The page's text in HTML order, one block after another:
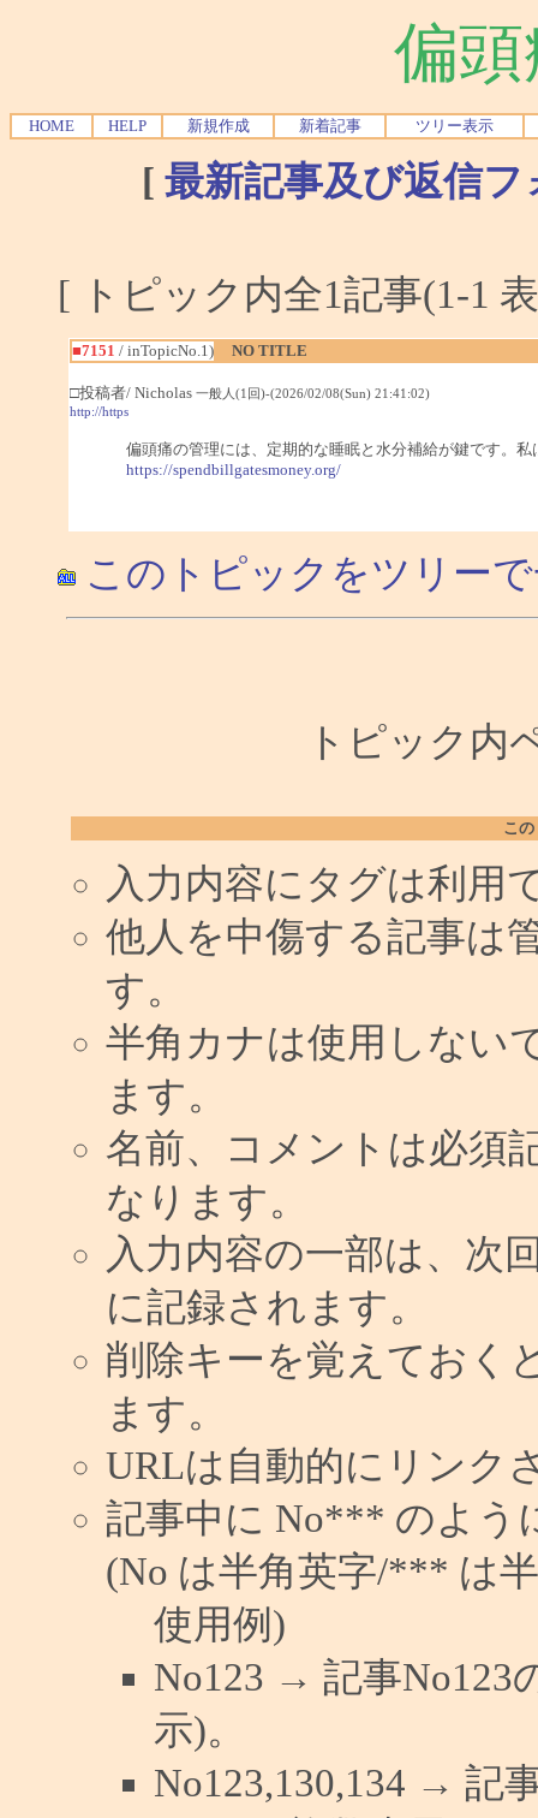
偏
HOME HELP 新規作成 新着記事 ツリー表示
[ 最新記事及び返信
[ トピック内全1記事(1-1
■7151 / inTopicNo.1) NO TITLE
□投稿者/ Nicholas 一般人(1回)-(2026/02/08(Sun) 21:41:02)
http://https
偏頭痛の管理には、定期的な睡眠と水分補給が鍵です。
https://spendbillgatesmoney.org/
このトピックをツリー
トピック内
こ
入力内容にタグは利用
他人を中傷する記事は
す。
半角カナは使用しない
ます。
名前、コメントは必須
なります。
入力内容の一部は、次
に記録されます。
削除キーを覚えておく
ます。
URLは自動的にリンク
記事中に No*** のよう
(No は半角英字/*** は
使用例)
No123 → 記事No123
示)。
No123,130,134 → 記